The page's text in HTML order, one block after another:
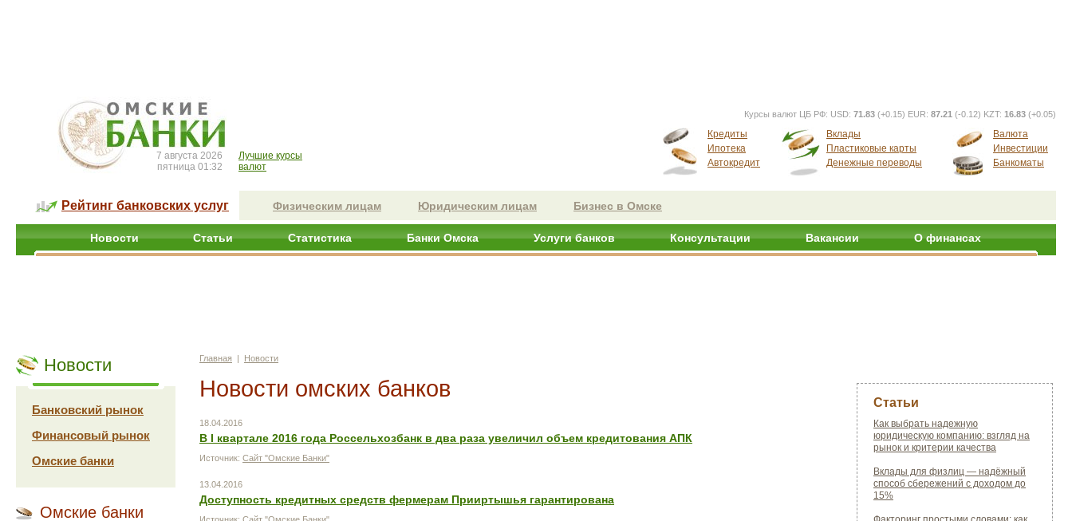
7 августа 2026
пятница 01:32
Лучшие курсы
валют
Курсы валют ЦБ РФ: USD: 71.83 (+0.15) EUR: 87.21 (-0.12) KZT: 16.83 (+0.05)
Кредиты
Ипотека
Автокредит
Вклады
Пластиковые карты
Денежные переводы
Валюта
Инвестиции
Банкоматы
Рейтинг банковских услуг Физическим лицам Юридическим лицам Бизнес в Омске
Новости Статьи Статистика Банки Омска Услуги банков Консультации Вакансии О финансах
Новости
Банковский рынок
Финансовый рынок
Омские банки
Омские банки
Главная | Новости
Новости омских банков
18.04.2016
В I квартале 2016 года Россельхозбанк в два раза увеличил объем кредитования АПК
Источник: Сайт "Омские Банки"
13.04.2016
Доступность кредитных средств фермерам Прииртышья гарантирована
Статьи
Как выбрать надежную
юридическую компанию: взгляд на
рынок и критерии качества
Вклады для физлиц — надёжный
способ сбережений с доходом до
15%